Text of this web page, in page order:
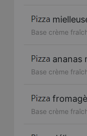
Base crème
ananas
Base crème
Base crème